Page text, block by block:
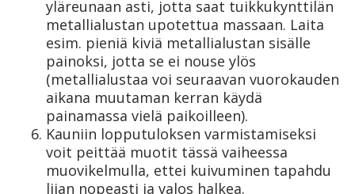
yläreunaan asti, jotta saat tuikkukynttilän
metallialustan upotettua massaan. Laita
esim. pieniä kiviä metallialustan sisälle
painoksi, jotta se ei nouse ylös
(metallialustaa voi seuraavan vuorokauden
aikana muutaman kerran käydä
painamassa vielä paikoilleen).
Kauniin lopputuloksen varmistamiseksi
voit peittää muotit tässä vaiheessa
muovikelmulla, ettei kuivuminen tapahdu
liian nopeasti ja valos halkea.